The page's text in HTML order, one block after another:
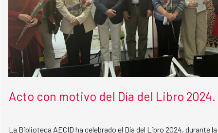
Acto con motivo del Día del Libro 2024.
La Biblioteca AECID ha celebrado el Día del Libro 2024, durante